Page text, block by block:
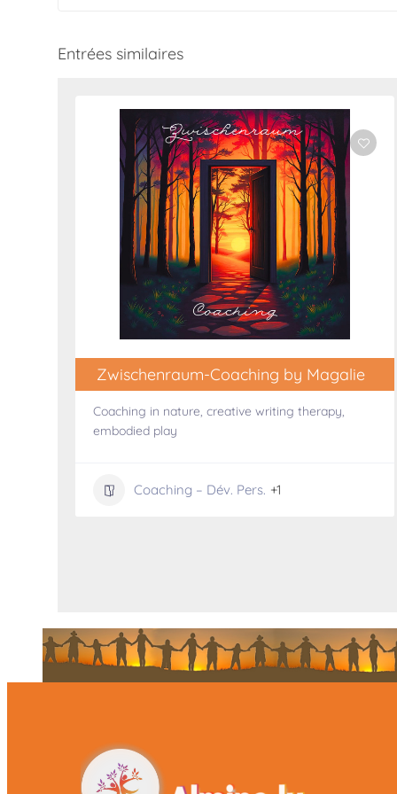
Entrées similaires
Zwischenraum-Coaching by Magalie
Coaching in nature, creative writing therapy,
embodied play
Coaching – Dév. Pers. +1